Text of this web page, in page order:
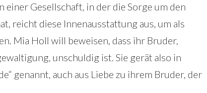
Gesellschaft, in der die Sorge um den
reicht diese Innenausstattung aus, um als
Mia Holl will beweisen, dass ihr Bruder,
unschuldig ist. Sie gerät also in
genannt, auch aus Liebe zu ihrem Bruder, der